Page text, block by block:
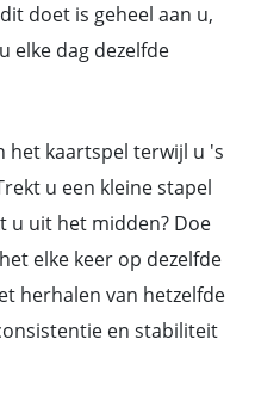
doet is geheel aan u,
elke dag dezelfde
het kaartspel terwijl u 's
u een kleine stapel
u uit het midden? Doe
elke keer op dezelfde
herhalen van hetzelfde
en stabiliteit